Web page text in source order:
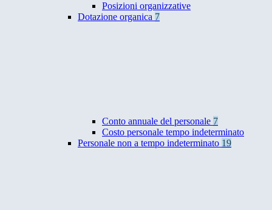
Posizioni organizzative
Dotazione organica 7
Conto annuale del personale 7
Costo personale tempo indeterminato
Personale non a tempo indeterminato 19